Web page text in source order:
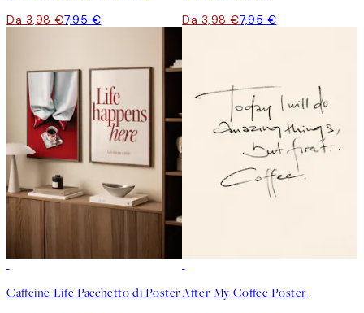
Da 3,98 €7,95 € Da 3,98 €7,95 €
Caffeine Life Pacchetto di PosterAfter My Coffee Poster